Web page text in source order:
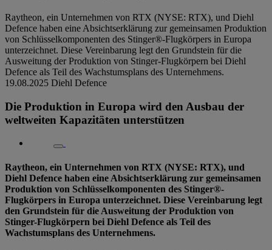
Raytheon, ein Unternehmen von RTX (NYSE: RTX), und Diehl
Defence haben eine Absichtserklärung zur gemeinsamen Produktion
von Schlüsselkomponenten des Stinger®-Flugkörpers in Europa
unterzeichnet. Diese Vereinbarung legt den Grundstein für die
Ausweitung der Produktion von Stinger-Flugkörpern bei Diehl
Defence als Teil des Wachstumsplans des Unternehmens.
19.08.2025 Diehl Defence
Die Produktion in Europa wird den Ausbau der
weltweiten Kapazitäten unterstützen
Raytheon, ein Unternehmen von RTX (NYSE: RTX), und
Diehl Defence haben eine Absichtserklärung zur gemeinsamen
Produktion von Schlüsselkomponenten des Stinger®-
Flugkörpers in Europa unterzeichnet. Diese Vereinbarung legt
den Grundstein für die Ausweitung der Produktion von
Stinger-Flugkörpern bei Diehl Defence als Teil des
Wachstumsplans des Unternehmens.